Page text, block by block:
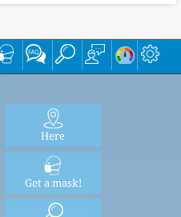
Here
Get a mask!